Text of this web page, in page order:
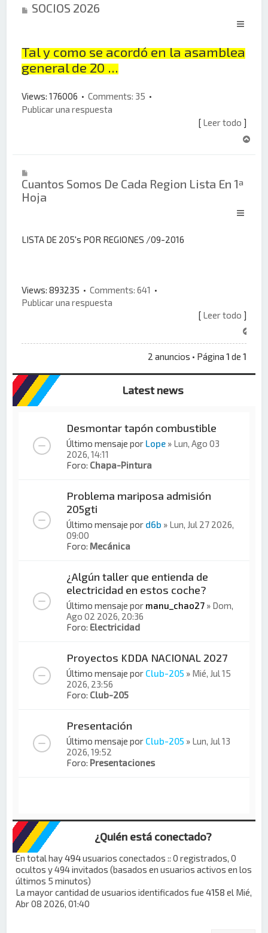
SOCIOS 2026
Tal y como se acordó en la asamblea
general de 20 ...
Views: 176006 •Comments: 35 •
Publicar una respuesta
[ Leer todo ]
Cuantos Somos De Cada Region Lista En 1ª
Hoja
LISTA DE 205's POR REGIONES /09-2016
Views: 893235 •Comments: 641 •
Publicar una respuesta
[ Leer todo ]
2 anuncios • Página 1 de 1
Latest news
Desmontar tapón combustible
Último mensaje por Lope » Lun, Ago 03
2026, 14:11
Foro: Chapa-Pintura
Problema mariposa admisión
205gti
Último mensaje por d6b » Lun, Jul 27 2026,
09:00
Foro: Mecánica
¿Algún taller que entienda de
electricidad en estos coche?
Último mensaje por manu_chao27 » Dom,
Ago 02 2026, 20:36
Foro: Electricidad
Proyectos KDDA NACIONAL 2027
Último mensaje por Club-205 » Mié, Jul 15
2026, 23:56
Foro: Club-205
Presentación
Último mensaje por Club-205 » Lun, Jul 13
2026, 19:52
Foro: Presentaciones
¿Quién está conectado?
En total hay494usuarios conectados :: 0 registrados, 0
ocultos y 494 invitados (basados en usuarios activos en los
últimos 5 minutos)
La mayor cantidad de usuarios identificados fue4158 el Mié,
Abr 08 2026, 01:40